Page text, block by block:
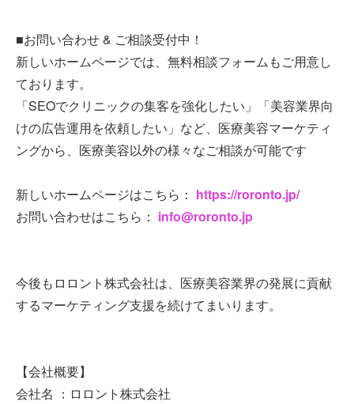
■お問い合わせ & ご相談受付中！
新しいホームページでは、無料相談フォームもご用意し
ております。
「SEOでクリニックの集客を強化したい」「美容業界向
けの広告運用を依頼したい」など、医療美容マーケティ
ングから、医療美容以外の様々なご相談が可能です
新しいホームページはこちら： https://roronto.jp/
お問い合わせはこちら： info@roronto.jp
今後もロロント株式会社は、医療美容業界の発展に貢献
するマーケティング支援を続けてまいります。
【会社概要】
会社名 ：ロロント株式会社